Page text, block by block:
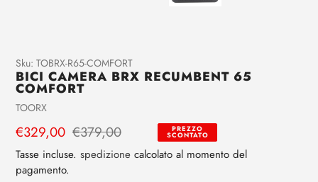
Aggiunta
di
prodotto
al
tuo
carrello
Sku: TOBRX-R65-COMFORT
BICI CAMERA BRX RECUMBENT 65
COMFORT
Venditrice
TOORX
Prezzo
di
vendita
€329,00
Prezzo
regolare
€379,00 PREZZO
SCONTATO
Tasse incluse. spedizione calcolato al momento del
pagamento.